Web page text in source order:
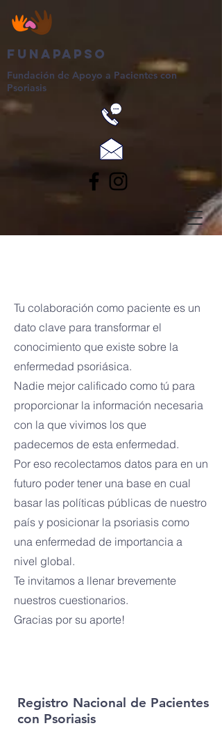
Funapapso
Fundación de Apoyo a Pacientes con
Psoriasis
Tu colaboración como paciente es un
dato clave para transformar el
conocimiento que existe sobre la
enfermedad psoriásica.
Nadie mejor calificado como tú para
proporcionar la información necesaria
con la que vivimos los que
padecemos de esta enfermedad.
Por eso recolectamos datos para en un
futuro poder tener una base en cual
basar las políticas públicas de nuestro
país y posicionar la psoriasis como
una enfermedad de importancia a
nivel global.
Te invitamos a llenar brevemente
nuestros cuestionarios.
Gracias por su aporte!
Registro Nacional de Pacientes
con Psoriasis